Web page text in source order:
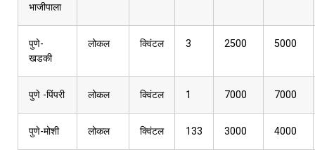
भाजीपाला
पुणे-
खडकी
लोकल क्विंटल 3 2500 5000
पुणे -पिंपरी लोकल क्विंटल 1 7000 7000
पुणे-मोशी लोकल क्विंटल 133 3000 4000